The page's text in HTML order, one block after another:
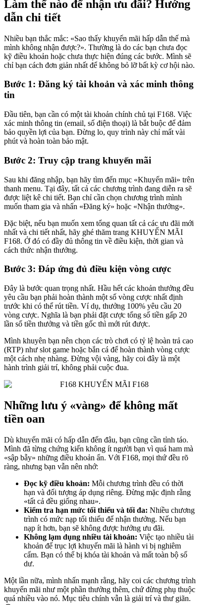
Làm thế nào để nhận ưu đãi? Hướng
dẫn chi tiết
Nhiều bạn thắc mắc: «Sao thấy khuyến mãi hấp dẫn thế mà
mình không nhận được?». Thường là do các bạn chưa đọc
kỹ điều khoản hoặc chưa thực hiện đúng các bước. Mình sẽ
chỉ bạn cách đơn giản nhất để không bỏ lỡ bất kỳ cơ hội nào.
Bước 1: Đăng ký tài khoản và xác minh thông
tin
Đầu tiên, bạn cần có một tài khoản chính chủ tại F168. Việc
xác minh thông tin (email, số điện thoại) là bắt buộc để đảm
bảo quyền lợi của bạn. Đừng lo, quy trình này chỉ mất vài
phút và hoàn toàn bảo mật.
Bước 2: Truy cập trang khuyến mãi
Sau khi đăng nhập, bạn hãy tìm đến mục «Khuyến mãi» trên
thanh menu. Tại đây, tất cả các chương trình đang diễn ra sẽ
được liệt kê chi tiết. Bạn chỉ cần chọn chương trình mình
muốn tham gia và nhấn «Đăng ký» hoặc «Nhận thưởng».
Đặc biệt, nếu bạn muốn xem tổng quan tất cả các ưu đãi mới
nhất và chi tiết nhất, hãy ghé thăm trang KHUYẾN MÃI
F168. Ở đó có đầy đủ thông tin về điều kiện, thời gian và
cách thức nhận thưởng.
Bước 3: Đáp ứng đủ điều kiện vòng cược
Đây là bước quan trọng nhất. Hầu hết các khoản thưởng đều
yêu cầu bạn phải hoàn thành một số vòng cược nhất định
trước khi có thể rút tiền. Ví dụ, thưởng 100% yêu cầu 20
vòng cược. Nghĩa là bạn phải đặt cược tổng số tiền gấp 20
lần số tiền thưởng và tiền gốc thì mới rút được.
Mình khuyên bạn nên chọn các trò chơi có tỷ lệ hoàn trả cao
(RTP) như slot game hoặc bắn cá để hoàn thành vòng cược
một cách nhẹ nhàng. Đừng vội vàng, hãy coi đây là một
hành trình giải trí, không phải cuộc đua.
Những lưu ý «vàng» để không mất
tiền oan
Dù khuyến mãi có hấp dẫn đến đâu, bạn cũng cần tỉnh táo.
Mình đã từng chứng kiến không ít người bạn vì quá ham mà
«sập bẫy» những điều khoản ẩn. Với F168, mọi thứ đều rõ
ràng, nhưng bạn vẫn nên nhớ:
Đọc kỹ điều khoản: Mỗi chương trình đều có thời
hạn và đối tượng áp dụng riêng. Đừng mặc định rằng
«tất cả đều giống nhau».
Kiểm tra hạn mức tối thiểu và tối đa: Nhiều chương
trình có mức nạp tối thiểu để nhận thưởng. Nếu bạn
nạp ít hơn, bạn sẽ không được hưởng ưu đãi.
Không lạm dụng nhiều tài khoản: Việc tạo nhiều tài
khoản để trục lợi khuyến mãi là hành vi bị nghiêm
cấm. Bạn có thể bị khóa tài khoản và mất toàn bộ số
dư.
Một lần nữa, mình nhấn mạnh rằng, hãy coi các chương trình
khuyến mãi như một phần thưởng thêm, chứ đừng phụ thuộc
quá nhiều vào nó. Mục tiêu chính vẫn là giải trí và thư giãn.